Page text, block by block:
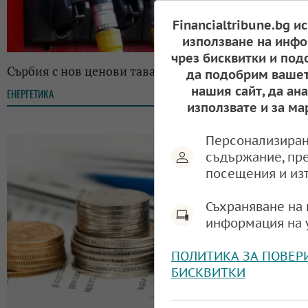
Сърбия с нов ценови таван на горивата
ЕНЕРГЕТИКА 08:59, 14.03.2026
Financialtribune.bg
използване на
чрез бисквитки и
да подобрим
нашия сайт, да
използвате и за
съдържание,
посещения и
Съхраняване
информация на
ПОЛИТИКА ЗА
БИСКВИТКИ